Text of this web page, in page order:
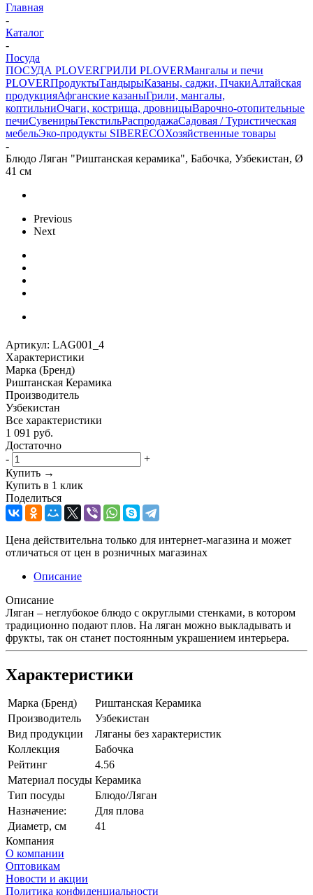
Главная
-
Каталог
-
Посуда
ПОСУДА PLOVERГРИЛИ PLOVERМангалы и печи
PLOVERПродуктыТандырыКазаны, саджи, ПчакиАлтайская
продукцияАфганские казаныГрили, мангалы,
коптильниОчаги, кострища, дровницыВарочно-отопительные
печиСувенирыТекстильРаспродажаСадовая / Туристическая
мебельЭко-продукты SIBERECOХозяйственные товары
-
Блюдо Ляган "Риштанская керамика", Бабочка, Узбекистан, Ø
41 см
Previous
Next
Артикул: LAG001_4
Характеристики
Марка (Бренд)
Риштанская Керамика
Производитель
Узбекистан
Все характеристики
1 091 руб.
Достаточно
-
+
Купить →
Купить в 1 клик
Поделиться
Цена действительна только для интернет-магазина и может
отличаться от цен в розничных магазинах
Описание
Описание
Ляган – неглубокое блюдо с округлыми стенками, в котором
традиционно подают плов. На ляган можно выкладывать и
фрукты, так он станет постоянным украшением интерьера.
Характеристики
Марка (Бренд)
Риштанская Керамика
Производитель
Узбекистан
Вид продукции
Ляганы без характеристик
Коллекция
Бабочка
Рейтинг
4.56
Материал посуды Керамика
Тип посуды
Блюдо/Ляган
Назначение:
Для плова
Диаметр, см
41
Компания
О компании
Оптовикам
Новости и акции
Политика конфиденциальности